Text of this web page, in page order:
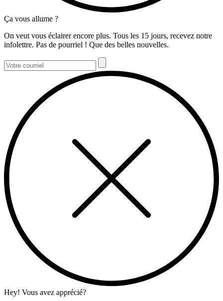
Ça vous allume ?
On veut vous éclairer encore plus. Tous les 15 jours, recevez notre
infolettre. Pas de pourriel ! Que des belles nouvelles.
Hey! Vous avez apprécié?